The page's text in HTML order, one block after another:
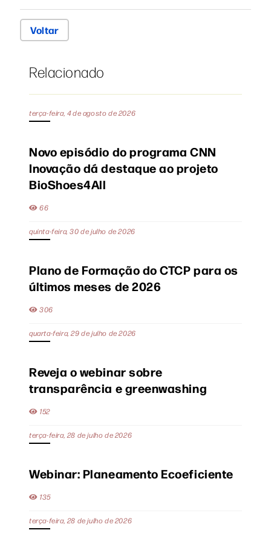
Voltar
Relacionado
terça-feira, 4 de agosto de 2026
Novo episódio do programa CNN
Inovação dá destaque ao projeto
BioShoes4All
66
quinta-feira, 30 de julho de 2026
Plano de Formação do CTCP para os
últimos meses de 2026
306
quarta-feira, 29 de julho de 2026
Reveja o webinar sobre
transparência e greenwashing
152
terça-feira, 28 de julho de 2026
Webinar: Planeamento Ecoeficiente
135
terça-feira, 28 de julho de 2026